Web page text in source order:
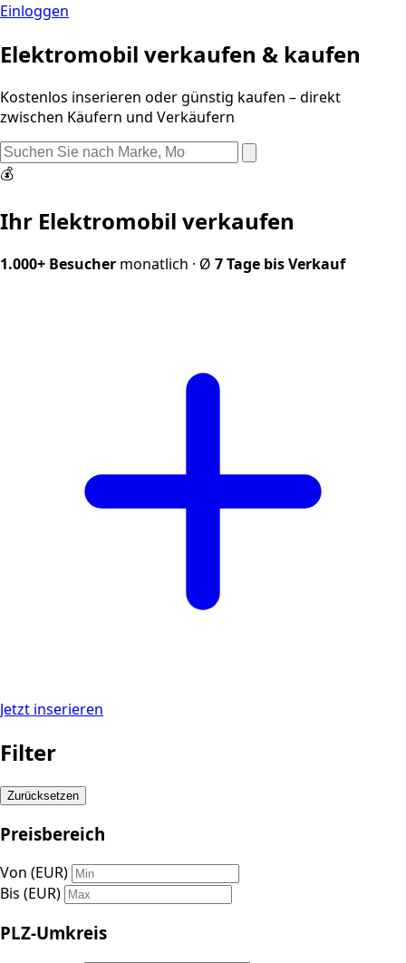
Einloggen
Elektromobil verkaufen & kaufen
Kostenlos inserieren oder günstig kaufen – direkt
zwischen Käufern und Verkäufern
💰
Ihr Elektromobil verkaufen
1.000+ Besucher monatlich · Ø 7 Tage bis Verkauf
Jetzt inserieren
Filter
Zurücksetzen
Preisbereich
Von (EUR)
Bis (EUR)
PLZ-Umkreis